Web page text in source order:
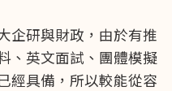
企研與財政，由於有推
、英文面試、團體模擬
經具備，所以較能從容